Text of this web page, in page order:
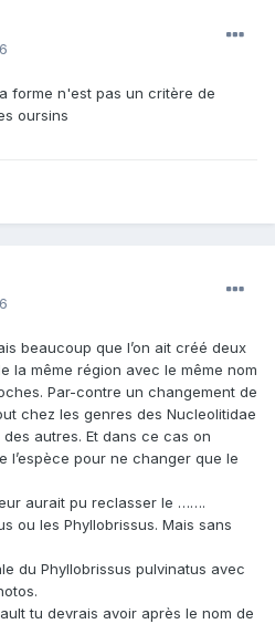
forme n'est pas un critère de
oursins
beaucoup que l’on ait créé deux
la même région avec le même nom
Par-contre un changement de
chez les genres des Nucleolitidae
autres. Et dans ce cas on
l’espèce pour ne changer que le
aurait pu reclasser le …….
ou les Phyllobrissus. Mais sans
du Phyllobrissus pulvinatus avec
tu devrais avoir après le nom de